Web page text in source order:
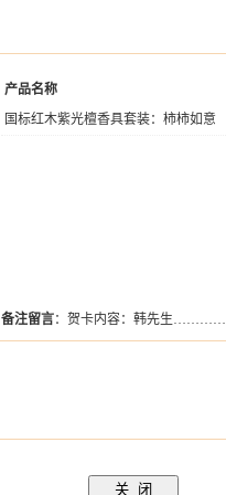
产品名称
国标红木紫光檀香具套装：柿柿如意
备注留言：贺卡内容：韩先生…………